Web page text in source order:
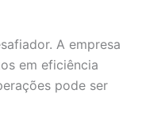
A empresa
em eficiência
pode ser